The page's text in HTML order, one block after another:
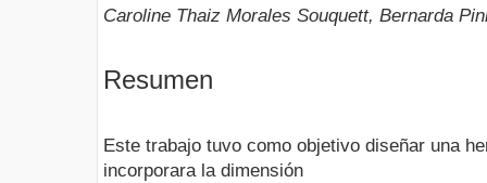
Caroline Thaiz Morales Souquett, Bernarda
Resumen
Este trabajo tuvo como objetivo diseñar una
incorporara la dimensión